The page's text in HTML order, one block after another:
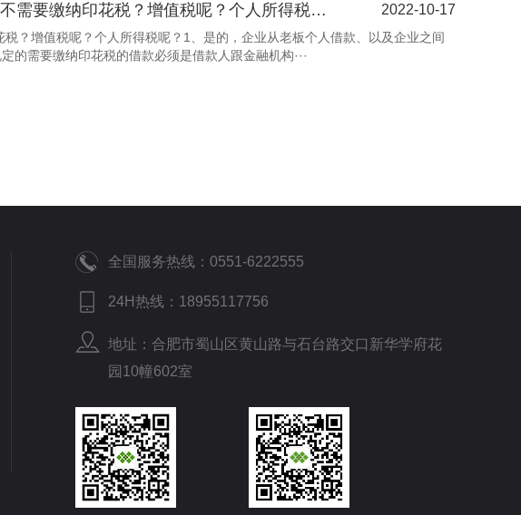
企业从老板个人借款1000万元，签订的借款合同为何不需要缴纳印花税？增值税呢？个人所得税呢？ 2022-10-17
？增值税呢？个人所得税呢？1、是的，企业从老板个人借款、以及企业之间
需要缴纳印花税的借款必须是借款人跟金融机构···
全国服务热线：0551-6222555
24H热线：18955117756
地址：合肥市蜀山区黄山路与石台路交口新华学府花
园10幢602室